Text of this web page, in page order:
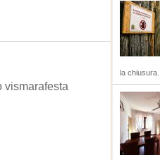
vismarafesta
la chiusura...